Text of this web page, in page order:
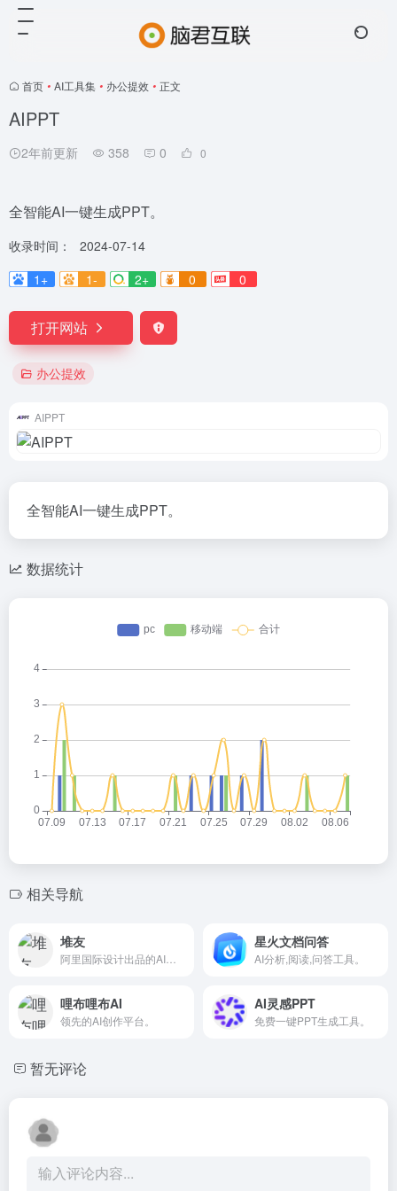
首页 • AI工具集 • 办公提效 • 正文
AIPPT
2年前更新 358 0 0
全智能AI一键生成PPT。
收录时间：
2024-07-14
1+
1- 2+ 0 0
打开网站
办公提效
AIPPT
全智能AI一键生成PPT。
数据统计
相关导航
堆友 星火文档问答
AI分析,阅读,问答工具。
哩布哩布AI
领先的AI创作平台。
AI灵感PPT
免费一键PPT生成工具。
暂无评论